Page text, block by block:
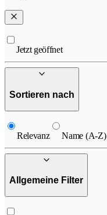
Jetzt geöffnet
Sortieren nach
Relevanz Name (A-Z)
Allgemeine Filter